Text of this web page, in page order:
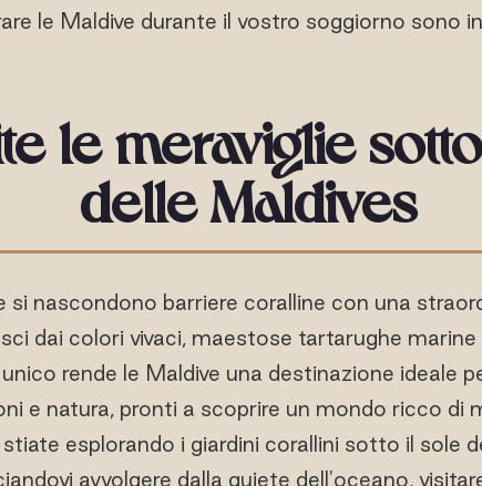
le Maldive durante il vostro soggiorno sono
le meraviglie
delle Maldives
nascondono barriere coralline con una
dai colori vivaci, maestose tartarughe
rende le Maldive una destinazione ideale
e natura, pronti a scoprire un mondo ricco di
esplorando i giardini corallini sotto il sole
avvolgere dalla quiete dell'oceano,